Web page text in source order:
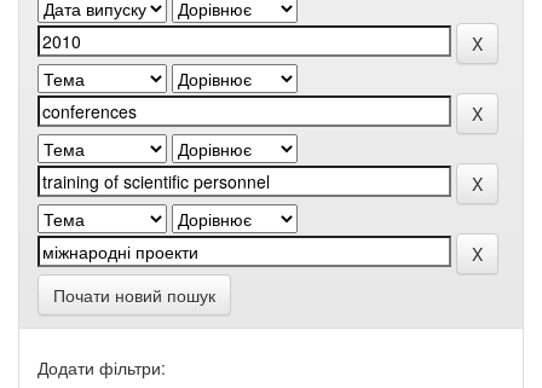
Почати новий пошук
Додати фільтри: